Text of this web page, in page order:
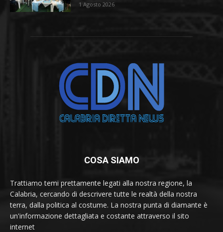
1 Agosto 2026
COSA SIAMO
Trattiamo temi prettamente legati alla nostra regione, la
Calabria, cercando di descrivere tutte le realtà della nostra
terra, dalla politica al costume. La nostra punta di diamante è
un'informazione dettagliata e costante attraverso il sito
internet